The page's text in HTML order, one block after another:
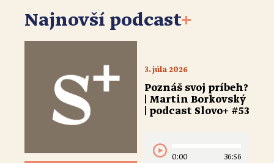
Najnovší podcast+
3. júla 2026
Poznáš svoj príbeh?
| Martin Borkovský
| podcast Slovo+ #53
0:00 36:56